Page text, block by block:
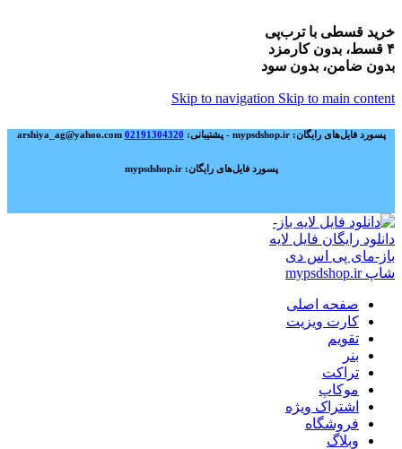
خرید قسطی با ترب‌پی
۴ قسط، بدون کارمزد
بدون ضامن، بدون سود
Skip to navigation Skip to main content
پسورد فایل‌های رایگان: mypsdshop.ir - پشتیبانی: arshiya_ag@yahoo.com 02191304320
پسورد فایل‌های رایگان: mypsdshop.ir
صفحه اصلی
کارت ویزیت
تقویم
بنر
تراکت
موکاپ
اشتراک ویژه
فروشگاه
وبلاگ